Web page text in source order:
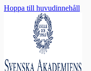
Hoppa till huvudinnehåll